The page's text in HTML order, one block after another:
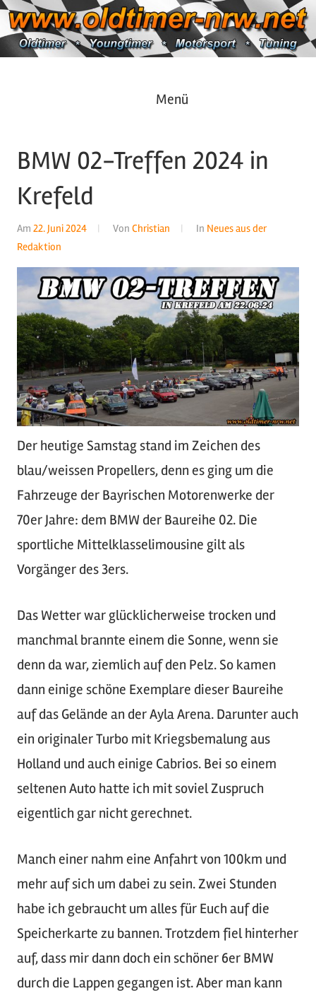
Zum
Inhalt
springen
https://oldtimer-
Motorsport
Tuning
Menü
BMW 02-Treffen 2024 in
Krefeld
Am 22. Juni 2024 Von Christian In Neues aus der
Redaktion
Der heutige Samstag stand im Zeichen des
blau/weissen Propellers, denn es ging um die
Fahrzeuge der Bayrischen Motorenwerke der
70er Jahre: dem BMW der Baureihe 02. Die
sportliche Mittelklasselimousine gilt als
Vorgänger des 3ers.
Das Wetter war glücklicherweise trocken und
manchmal brannte einem die Sonne, wenn sie
denn da war, ziemlich auf den Pelz. So kamen
dann einige schöne Exemplare dieser Baureihe
auf das Gelände an der Ayla Arena. Darunter auch
ein originaler Turbo mit Kriegsbemalung aus
Holland und auch einige Cabrios. Bei so einem
seltenen Auto hatte ich mit soviel Zuspruch
eigentlich gar nicht gerechnet.
Manch einer nahm eine Anfahrt von 100km und
mehr auf sich um dabei zu sein. Zwei Stunden
habe ich gebraucht um alles für Euch auf die
Speicherkarte zu bannen. Trotzdem fiel hinterher
auf, dass mir dann doch ein schöner 6er BMW
durch die Lappen gegangen ist. Aber man kann